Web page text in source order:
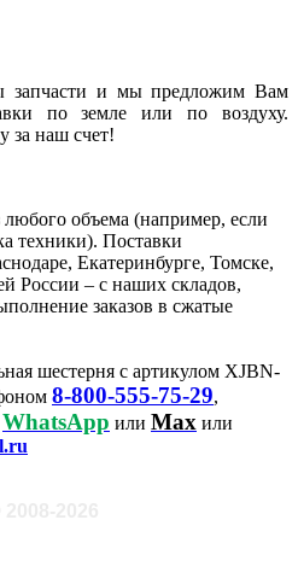
запчасти и мы предложим Вам
по земле или по воздуху.
за наш счет!
объема (например, если
техники). Поставки
Екатеринбурге, Томске,
России – с наших складов,
заказов в сжатые
шестерня с артикулом XJBN-
8-800-555-75-29,
WhatsApp или Max или